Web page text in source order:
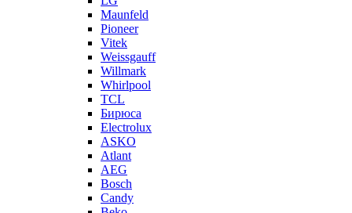
Maunfeld
Pioneer
Vitek
Weissgauff
Willmark
Whirlpool
TCL
Бирюса
Electrolux
ASKO
Atlant
AEG
Bosch
Candy